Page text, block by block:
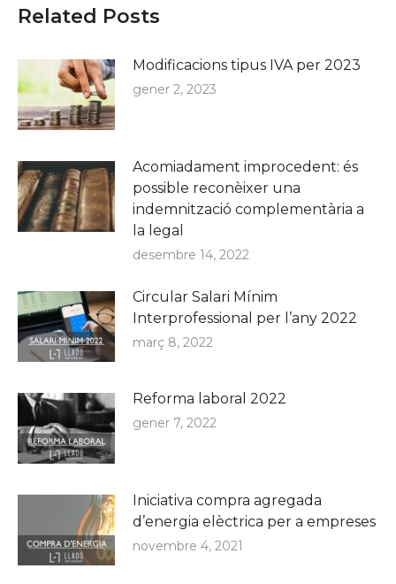
Related Posts
Modificacions tipus IVA per 2023
gener 2, 2023
Acomiadament improcedent: és
possible reconèixer una
indemnització complementària a
la legal
desembre 14, 2022
Circular Salari Mínim
Interprofessional per l’any 2022
març 8, 2022
Reforma laboral 2022
gener 7, 2022
Iniciativa compra agregada
d’energia elèctrica per a empreses
novembre 4, 2021